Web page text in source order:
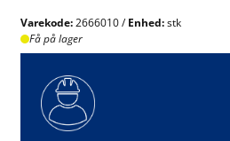
Varekode:2666010 /Enhed:stk
Få på lager